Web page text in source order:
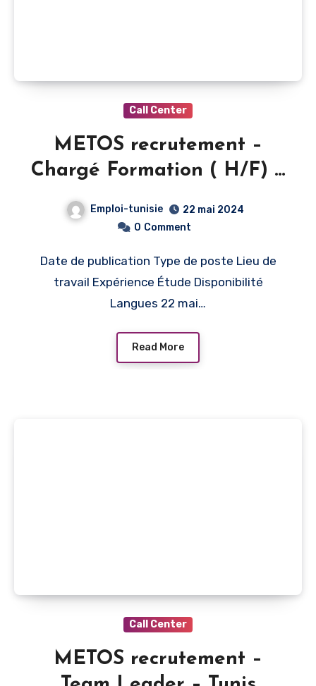
Call Center
METOS recrutement –
Chargé Formation ( H/F) –
Emploi-tunisie
22 mai 2024
0 Comment
Date de publication Type de poste Lieu de
travail Expérience Étude Disponibilité
Langues 22 mai…
Read More
Call Center
METOS recrutement –